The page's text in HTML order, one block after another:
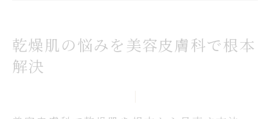
市販ケアで治らない乾燥肌は美容皮膚科で
相談を
乾燥肌の悩みを美容皮膚科で根本
解決